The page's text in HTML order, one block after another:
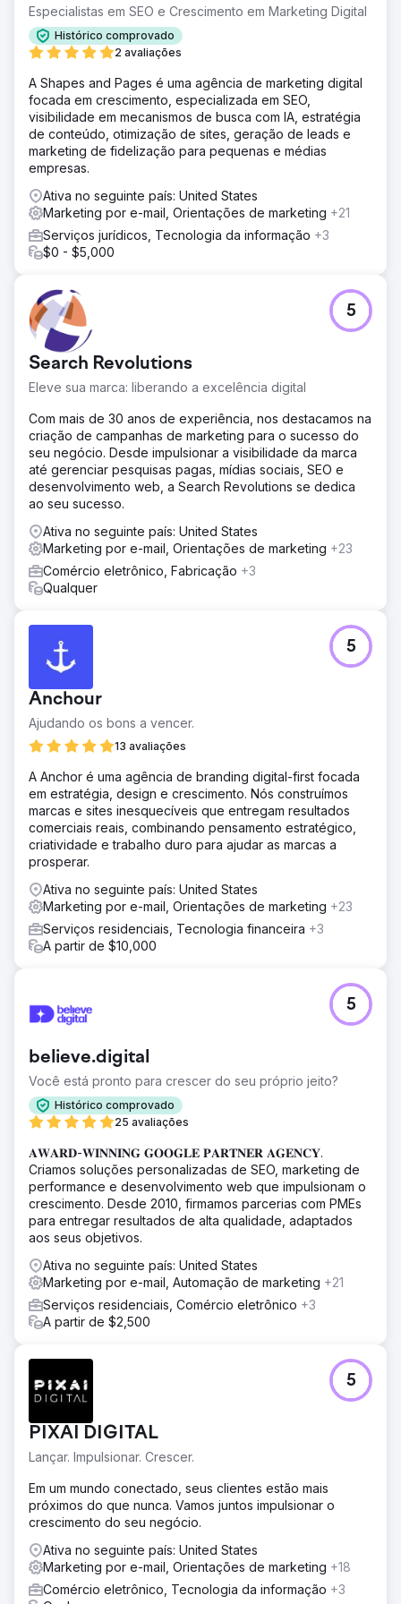
Resultado
Aumento de 610% em novos clientes ano a ano. £ 40.000
economizados com a introdução da modelagem de
orçamento. £ 25.000 economizados pelos serviços de
tradução mais econômicos.
Ir para a página da agência
Especialistas em SEO e Crescimento em Marketing Digital
Histórico comprovado
2 avaliações
A Shapes and Pages é uma agência de marketing digital
focada em crescimento, especializada em SEO,
visibilidade em mecanismos de busca com IA, estratégia
de conteúdo, otimização de sites, geração de leads e
marketing de fidelização para pequenas e médias
empresas.
Ativa no seguinte país: United States
Marketing por e-mail, Orientações de marketing +21
Serviços jurídicos, Tecnologia da informação +3
$0 - $5,000
Search Revolutions
Eleve sua marca: liberando a excelência digital
5
Com mais de 30 anos de experiência, nos destacamos na
criação de campanhas de marketing para o sucesso do
seu negócio. Desde impulsionar a visibilidade da marca
até gerenciar pesquisas pagas, mídias sociais, SEO e
desenvolvimento web, a Search Revolutions se dedica
ao seu sucesso.
Ativa no seguinte país: United States
Marketing por e-mail, Orientações de marketing +23
Comércio eletrônico, Fabricação +3
Qualquer
Anchour
Ajudando os bons a vencer.
13 avaliações
5
A Anchor é uma agência de branding digital-first focada
em estratégia, design e crescimento. Nós construímos
marcas e sites inesquecíveis que entregam resultados
comerciais reais, combinando pensamento estratégico,
criatividade e trabalho duro para ajudar as marcas a
prosperar.
Ativa no seguinte país: United States
Marketing por e-mail, Orientações de marketing +23
Serviços residenciais, Tecnologia financeira +3
A partir de $10,000
believe.digital
Você está pronto para crescer do seu próprio jeito?
Histórico comprovado
25 avaliações
5
𝐀𝐖𝐀𝐑𝐃-𝐖𝐈𝐍𝐍𝐈𝐍𝐆 𝐆𝐎𝐎𝐆𝐋𝐄 𝐏𝐀𝐑𝐓𝐍𝐄𝐑 𝐀𝐆𝐄𝐍𝐂𝐘.
Criamos soluções personalizadas de SEO, marketing de
performance e desenvolvimento web que impulsionam o
crescimento. Desde 2010, firmamos parcerias com PMEs
para entregar resultados de alta qualidade, adaptados
aos seus objetivos.
Ativa no seguinte país: United States
Marketing por e-mail, Automação de marketing +21
Serviços residenciais, Comércio eletrônico +3
A partir de $2,500
PIXAI DIGITAL
Lançar. Impulsionar. Crescer.
5
Em um mundo conectado, seus clientes estão mais
próximos do que nunca. Vamos juntos impulsionar o
crescimento do seu negócio.
Ativa no seguinte país: United States
Marketing por e-mail, Orientações de marketing +18
Comércio eletrônico, Tecnologia da informação +3